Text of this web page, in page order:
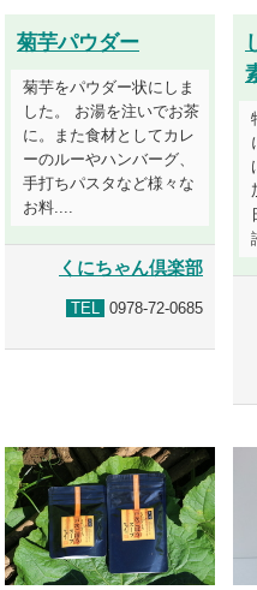
菊芋パウダー
菊芋をパウダー状にしま
した。 お湯を注いでお茶
に。また食材としてカレ
ーのルーやハンバーグ、
手打ちパスタなど様々な
お料....
くにちゃん倶楽部
TEL 0978-72-0685